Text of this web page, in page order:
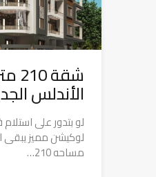
الأندلس
لو بتدور على
مساحه 210…